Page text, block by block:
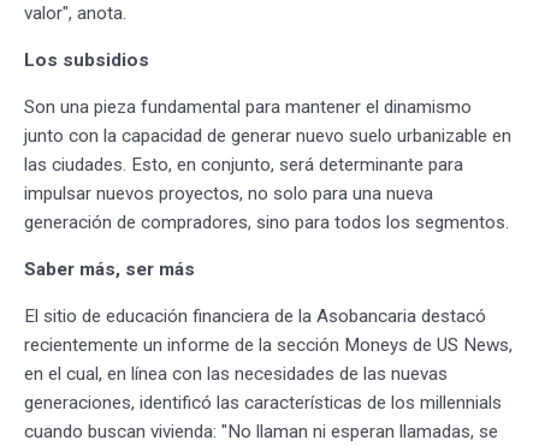
valor", anota.
Los subsidios
Son una pieza fundamental para mantener el dinamismo
junto con la capacidad de generar nuevo suelo urbanizable en
las ciudades. Esto, en conjunto, será determinante para
impulsar nuevos proyectos, no solo para una nueva
generación de compradores, sino para todos los segmentos.
Saber más, ser más
El sitio de educación financiera de la Asobancaria destacó
recientemente un informe de la sección Moneys de US News,
en el cual, en línea con las necesidades de las nuevas
generaciones, identificó las características de los millennials
cuando buscan vivienda: "No llaman ni esperan llamadas, se